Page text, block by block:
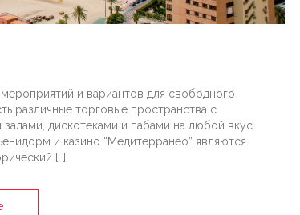
и вариантов для свободного
различные торговые пространства с
дискотеками и пабами на любой вкус.
и казино “Медитерранео” являются
[…]